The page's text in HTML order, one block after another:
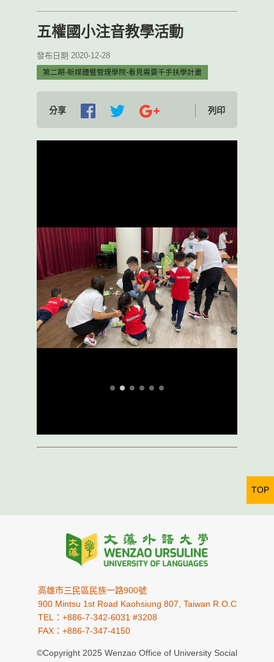
五權國小注音教學活動
發布日期 2020-12-28
第二期-新媒體暨管理學院-看見需要千手扶學計畫
分享 列印
高雄市三民區民族一路900號
900 Mintsu 1st Road Kaohsiung 807, Taiwan R.O.C
TEL：+886-7-342-6031 #3208
FAX：+886-7-347-4150
©Copyright 2025 Wenzao Office of University Social
TOP